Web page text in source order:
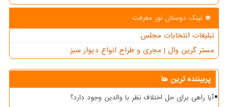
لینک دوستان نور معرفت
تبلیغات انتخابات مجلس
مستر گرین وال | مجری و طراح انواع دیوار سبز
پربیننده ترین ها
آیا راهی برای حل اختلاف نظر با والدین وجود دارد؟